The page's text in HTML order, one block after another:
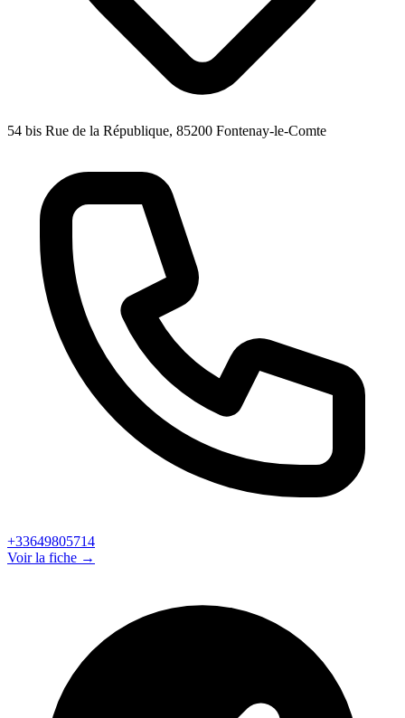
54 bis Rue de la République, 85200 Fontenay-le-Comte
+33649805714
Voir la fiche →